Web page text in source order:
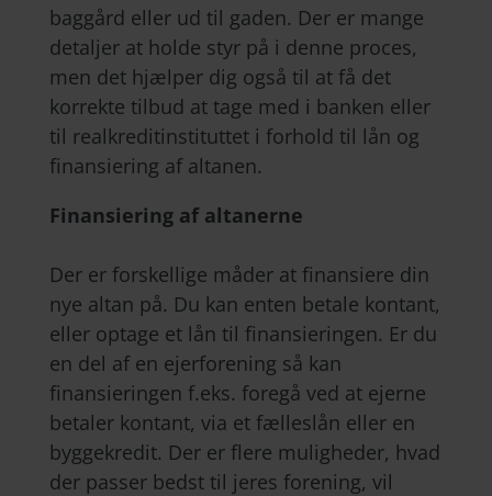
baggård eller ud til gaden. Der er mange
detaljer at holde styr på i denne proces,
men det hjælper dig også til at få det
korrekte tilbud at tage med i banken eller
til realkreditinstituttet i forhold til lån og
finansiering af altanen.
Finansiering af altanerne
Der er forskellige måder at finansiere din
nye altan på. Du kan enten betale kontant,
eller optage et lån til finansieringen. Er du
en del af en ejerforening så kan
finansieringen f.eks. foregå ved at ejerne
betaler kontant, via et fælleslån eller en
byggekredit. Der er flere muligheder, hvad
der passer bedst til jeres forening, vil